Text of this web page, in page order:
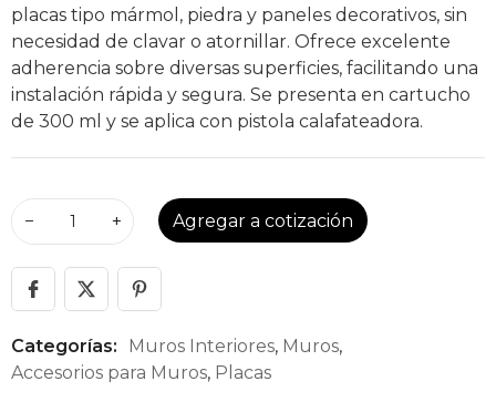
placas tipo mármol, piedra y paneles decorativos, sin
necesidad de clavar o atornillar. Ofrece excelente
adherencia sobre diversas superficies, facilitando una
instalación rápida y segura. Se presenta en cartucho
de 300 ml y se aplica con pistola calafateadora.
− + Agregar a cotización
Categorías: Muros Interiores, Muros,
Accesorios para Muros, Placas